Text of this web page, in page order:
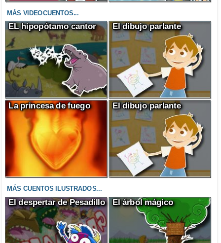
MÁS VIDEOCUENTOS...
EL hipopótamo cantor El dibujo parlante
La princesa de fuego El dibujo parlante
MÁS CUENTOS ILUSTRADOS...
El despertar de Pesadillo El árbol mágico